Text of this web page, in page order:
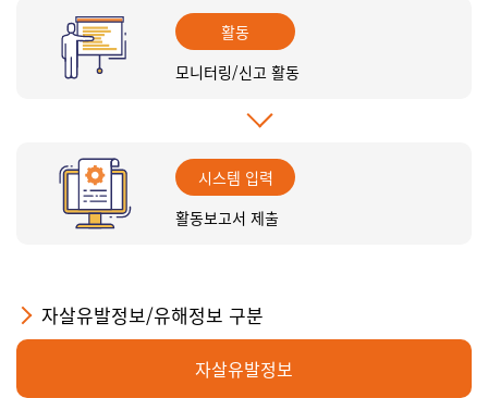
활동
모니터링/신고 활동
시스템 입력
활동보고서 제출
자살유발정보/유해정보 구분
자살유발정보